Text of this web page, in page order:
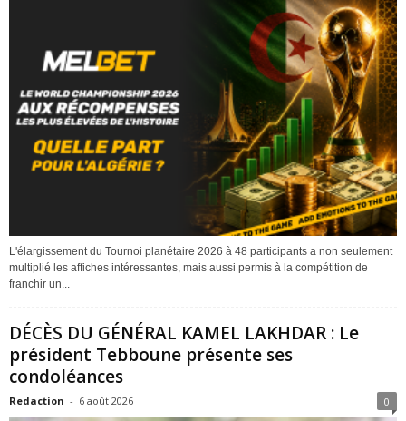
L'élargissement du Tournoi planétaire 2026 à 48 participants a non seulement
multiplié les affiches intéressantes, mais aussi permis à la compétition de
franchir un...
DÉCÈS DU GÉNÉRAL KAMEL LAKHDAR : Le
président Tebboune présente ses
condoléances
Redaction - 6 août 2026 0